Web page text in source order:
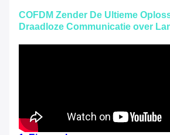
COFDM Zender De Ultieme
Draadloze Communicatie over